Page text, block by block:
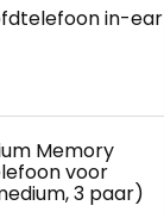
in-ear
Memory
voor
3 paar)